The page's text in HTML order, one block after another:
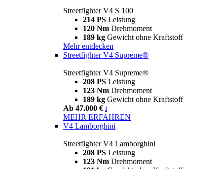
Streetfighter V4 S 100
214 PS Leistung
120 Nm Drehmoment
189 kg Gewicht ohne Kraftstoff
Mehr entdecken
Streetfighter V4 Supreme®
Streetfighter V4 Supreme®
208 PS Leistung
123 Nm Drehmoment
189 kg Gewicht ohne Kraftstoff
Ab 47.000 € i
MEHR ERFAHREN
V4 Lamborghini
Streetfighter V4 Lamborghini
208 PS Leistung
123 Nm Drehmoment